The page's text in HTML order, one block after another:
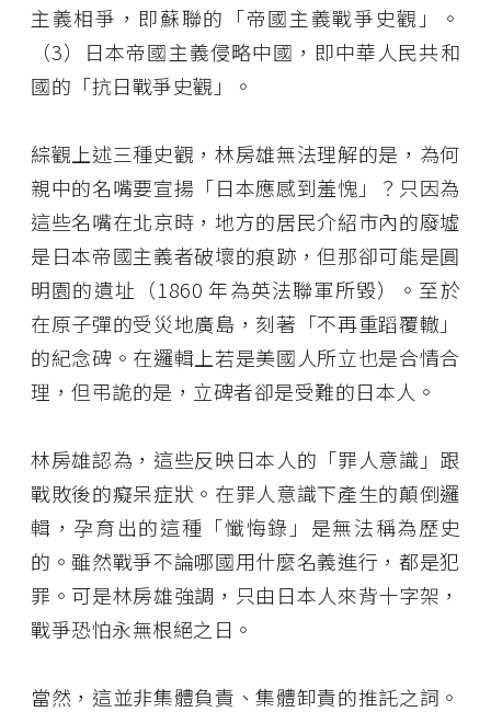
主義相爭，即蘇聯的「帝國主義戰爭史觀」。
（3）日本帝國主義侵略中國，即中華人民共和
國的「抗日戰爭史觀」。
綜觀上述三種史觀，林房雄無法理解的是，為何
親中的名嘴要宣揚「日本應感到羞愧」？只因為
這些名嘴在北京時，地方的居民介紹市內的廢墟
是日本帝國主義者破壞的痕跡，但那卻可能是圓
明園的遺址（1860 年為英法聯軍所毀）。至於
在原子彈的受災地廣島，刻著「不再重蹈覆轍」
的紀念碑。在邏輯上若是美國人所立也是合情合
理，但弔詭的是，立碑者卻是受難的日本人。
林房雄認為，這些反映日本人的「罪人意識」跟
戰敗後的癡呆症狀。在罪人意識下產生的顛倒邏
輯，孕育出的這種「懺悔錄」是無法稱為歷史
的。雖然戰爭不論哪國用什麼名義進行，都是犯
罪。可是林房雄強調，只由日本人來背十字架，
戰爭恐怕永無根絕之日。
當然，這並非集體負責、集體卸責的推託之詞。